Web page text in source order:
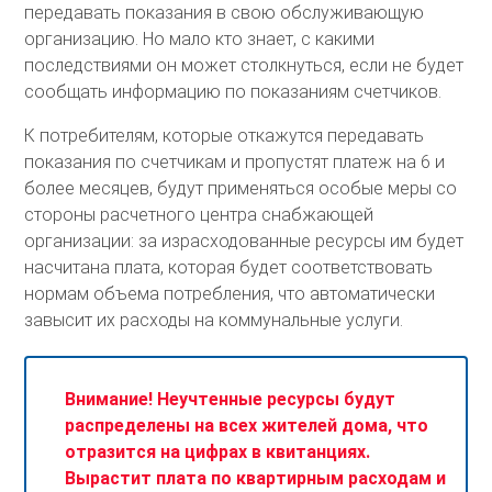
передавать показания в свою обслуживающую
организацию. Но мало кто знает, с какими
последствиями он может столкнуться, если не будет
сообщать информацию по показаниям счетчиков.
К потребителям, которые откажутся передавать
показания по счетчикам и пропустят платеж на 6 и
более месяцев, будут применяться особые меры со
стороны расчетного центра снабжающей
организации: за израсходованные ресурсы им будет
насчитана плата, которая будет соответствовать
нормам объема потребления, что автоматически
завысит их расходы на коммунальные услуги.
Внимание! Неучтенные ресурсы будут
распределены на всех жителей дома, что
отразится на цифрах в квитанциях.
Вырастит плата по квартирным расходам и